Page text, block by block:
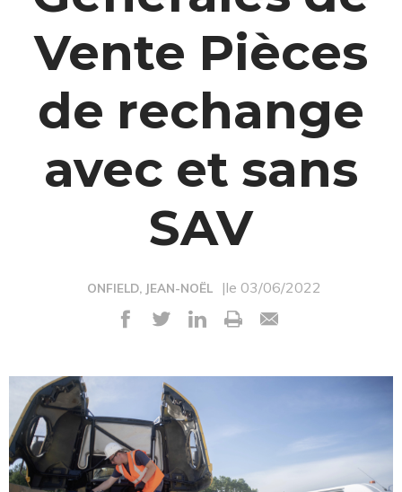
Vente Pièces
de rechange
avec et sans
SAV
ONFIELD, JEAN-NOËL |le 03/06/2022